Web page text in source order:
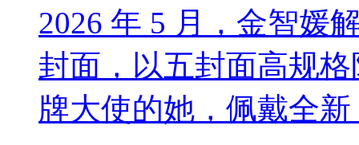
2026 年 5 月，金智媛
封面，以五封面高规
牌大使的她，佩戴全新